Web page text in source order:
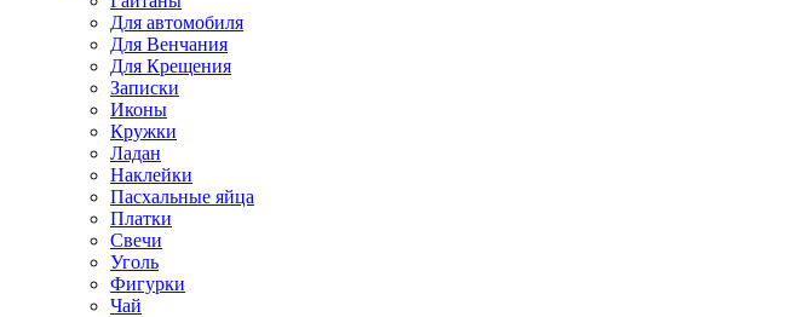
Для автомобиля
Для Венчания
Для Крещения
Записки
Иконы
Кружки
Ладан
Наклейки
Пасхальные яйца
Платки
Свечи
Уголь
Фигурки
Чай